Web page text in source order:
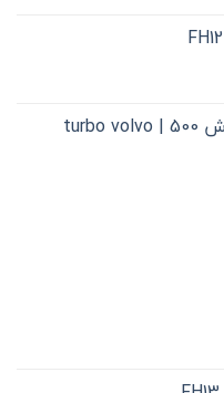
توربو شارژر ولوو اف هاش 500 | turbo volvo